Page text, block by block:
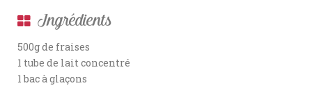
Ingrédients
500g de fraises
1 tube de lait concentré
1 bac à glaçons